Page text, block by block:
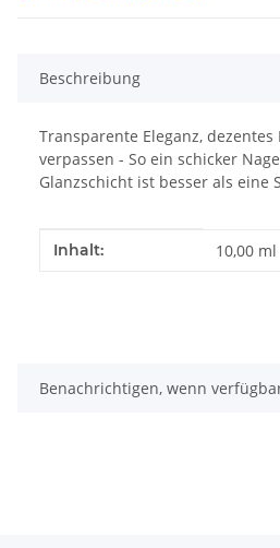
Beschreibung
Transparente Eleganz,
verpassen - So ein schicker
Glanzschicht ist besser als eine
Produkteigenschaft
Wert
Inhalt: 10,00 ml
Benachrichtigen, wenn